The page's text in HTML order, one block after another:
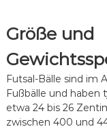
Größe und
Futsal-Bälle sind im
Fußbälle und haben
etwa 24 bis 26
zwischen 400 und